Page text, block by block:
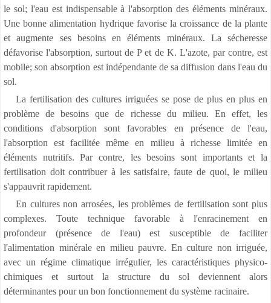
le sol; l'eau est indispensable à l'absorption des éléments minéraux.
Une bonne alimentation hydrique favorise la croissance de la plante
et augmente ses besoins en éléments minéraux. La sécheresse
défavorise l'absorption, surtout de P et de K. L'azote, par contre, est
mobile; son absorption est indépendante de sa diffusion dans l'eau du
sol.
La fertilisation des cultures irriguées se pose de plus en plus en
problème de besoins que de richesse du milieu. En effet, les
conditions d'absorption sont favorables en présence de l'eau,
l'absorption est facilitée même en milieu à richesse limitée en
éléments nutritifs. Par contre, les besoins sont importants et la
fertilisation doit contribuer à les satisfaire, faute de quoi, le milieu
s'appauvrit rapidement.
En cultures non arrosées, les problèmes de fertilisation sont plus
complexes. Toute technique favorable à l'enracinement en
profondeur (présence de l'eau) est susceptible de faciliter
l'alimentation minérale en milieu pauvre. En culture non irriguée,
avec un régime climatique irrégulier, les caractéristiques physico-
chimiques et surtout la structure du sol deviennent alors
déterminantes pour un bon fonctionnement du système racinaire.